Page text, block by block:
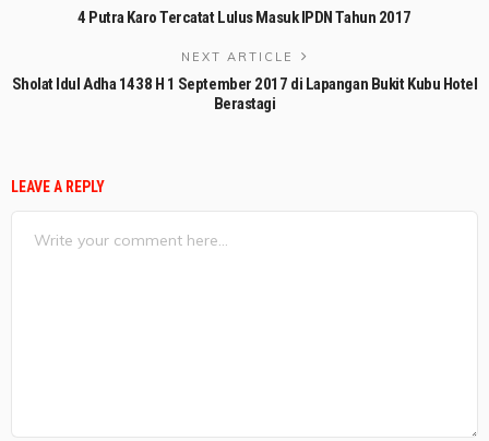
4 Putra Karo Tercatat Lulus Masuk IPDN Tahun 2017
NEXT ARTICLE
Sholat Idul Adha 1438 H 1 September 2017 di Lapangan Bukit Kubu Hotel
Berastagi
LEAVE A REPLY